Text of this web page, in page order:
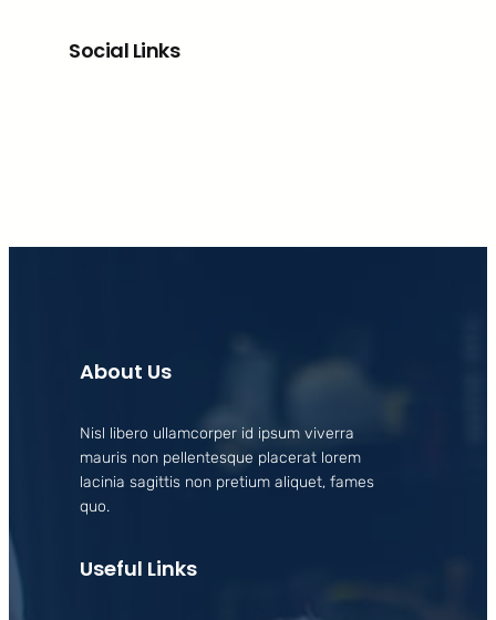
Social Links
About Us
Nisl libero ullamcorper id ipsum viverra
mauris non pellentesque placerat lorem
lacinia sagittis non pretium aliquet, fames
quo.
Useful Links